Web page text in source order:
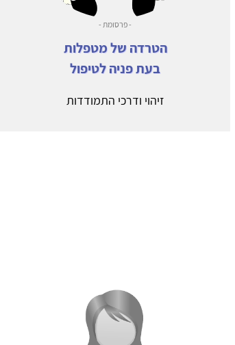
- פרסומת -
הטרדה של מטפלות
בעת פניה לטיפול
זיהוי ודרכי התמודדות